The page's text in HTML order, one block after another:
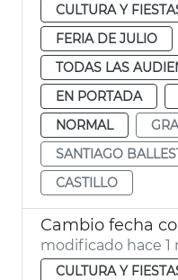
CULTURA Y
FERIA DE JULIO
TODAS LAS
EN PORTADA
NORMAL
SANTIAGO
CASTILLO
modificado hace 1
CULTURA Y